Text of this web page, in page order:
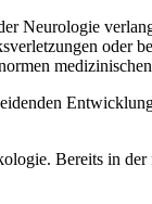
Neurologie
oder
Bereits in